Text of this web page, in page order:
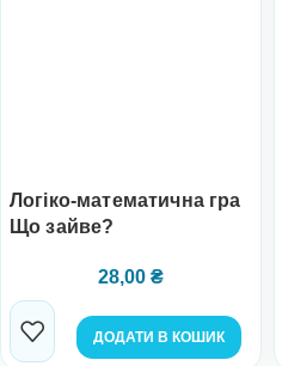
Логіко-математична гра
Що зайве?
28,00 ₴
ДОДАТИ В КОШИК